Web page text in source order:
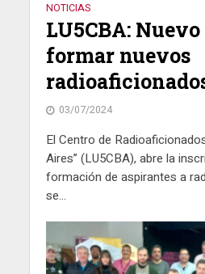
NOTICIAS
LU5CBA:
formar nuevos
03/07/2024
El Centro de
Aires” (LU5CBA), abre la
formación de aspirantes a
se...